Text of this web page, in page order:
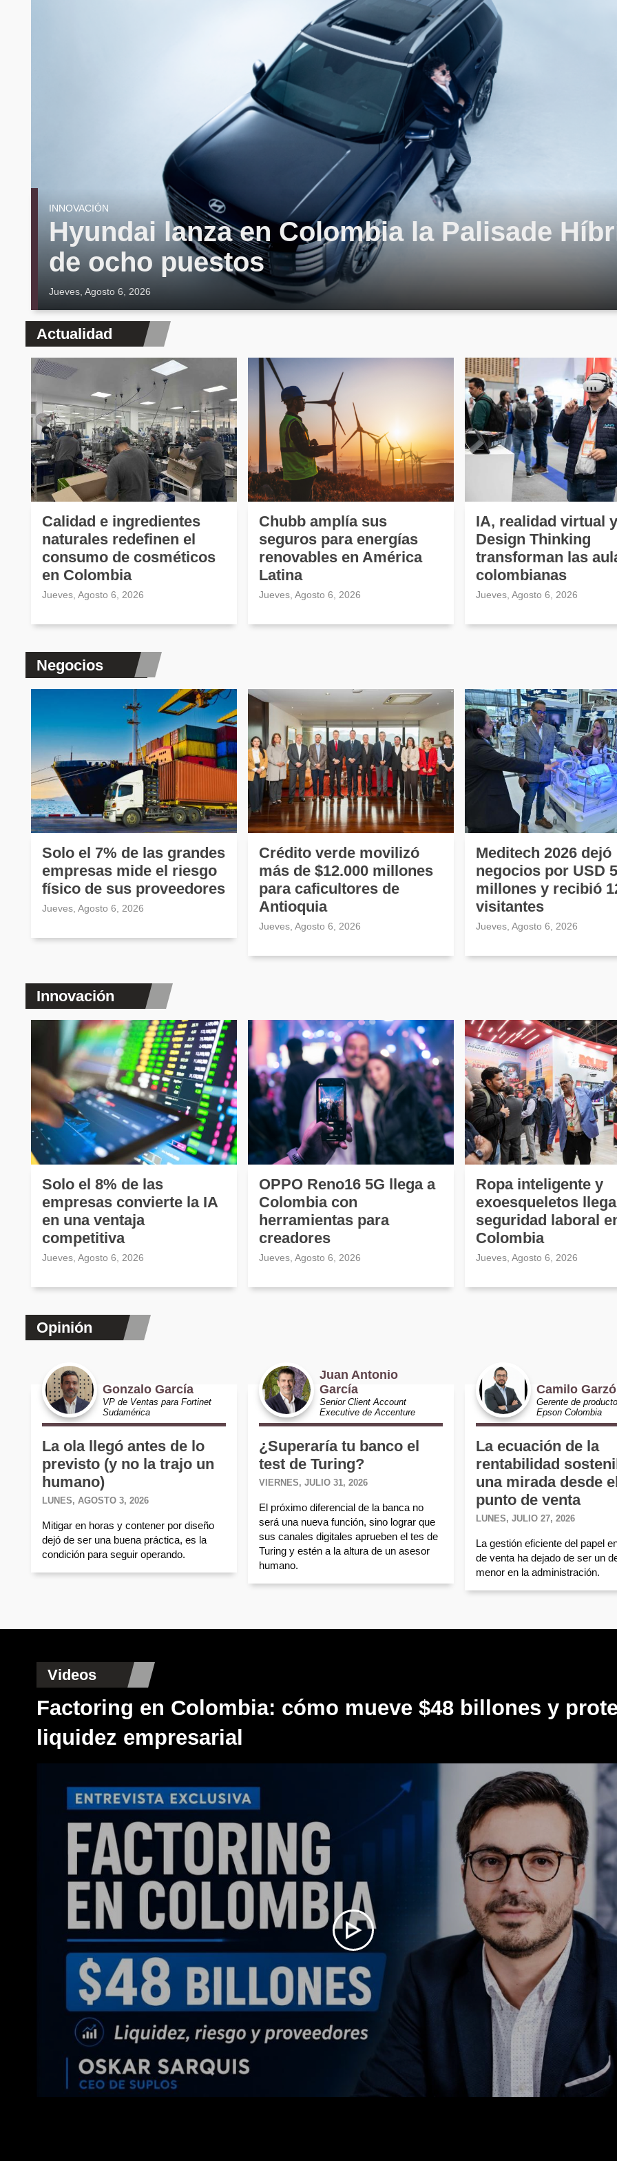
INNOVACIÓN
Hyundai lanza en Colombia la Palisade
de ocho puestos
Jueves, Agosto 6, 2026
Actualidad
Calidad e ingredientes
naturales redefinen el
consumo de cosméticos
en Colombia
Jueves, Agosto 6, 2026
Chubb amplía sus
seguros para energías
renovables en América
Latina
Jueves, Agosto 6, 2026
IA, realidad virtual y
Design Thinking
transforman las
colombianas
Jueves, Agosto 6, 2026
Negocios
Solo el 7% de las grandes
empresas mide el riesgo
físico de sus proveedores
Jueves, Agosto 6, 2026
Crédito verde movilizó
más de $12.000 millones
para caficultores de
Antioquia
Jueves, Agosto 6, 2026
Meditech 2026 dejó
negocios por USD
millones y recibió
visitantes
Jueves, Agosto 6, 2026
Innovación
Solo el 8% de las
empresas convierte la IA
en una ventaja
competitiva
Jueves, Agosto 6, 2026
OPPO Reno16 5G llega a
Colombia con
herramientas para
creadores
Jueves, Agosto 6, 2026
Ropa inteligente y
exoesqueletos
seguridad laboral
Colombia
Jueves, Agosto 6, 2026
Opinión
Gonzalo García
VP de Ventas para Fortinet
Sudamérica
La ola llegó antes de lo
previsto (y no la trajo un
humano)
LUNES, AGOSTO 3, 2026
Mitigar en horas y contener por diseño
dejó de ser una buena práctica, es la
condición para seguir operando.
Juan Antonio
García
Senior Client Account
Executive de Accenture
¿Superaría tu banco el
test de Turing?
VIERNES, JULIO 31, 2026
El próximo diferencial de la banca no
será una nueva función, sino lograr que
sus canales digitales aprueben el tes de
Turing y estén a la altura de un asesor
humano.
Camilo
Gerente de
Epson Colombia
La ecuación de la
rentabilidad
una mirada desde
punto de venta
LUNES, JULIO 27, 2026
La gestión eficiente del papel
de venta ha dejado de ser un
menor en la administración.
Videos
Factoring en Colombia: cómo mueve $48 billones y
liquidez empresarial